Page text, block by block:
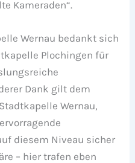
Kameraden“.
Wernau bedankt sich
Plochingen für
Dank gilt dem
Wernau,
diesem Niveau sicher
– hier trafen eben